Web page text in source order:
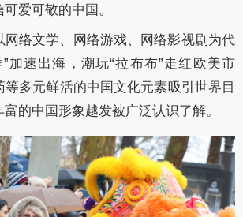
爱可敬的中国。
网络文学、网络游戏、网络影视剧为代
加速出海，潮玩“拉布布”走红欧美市
多元鲜活的中国文化元素吸引世界目
的中国形象越发被广泛认识了解。